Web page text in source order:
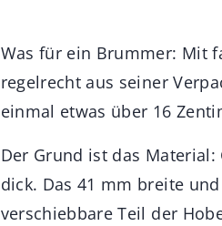
Was für ein Brummer: Mit
regelrecht aus seiner
einmal etwas über 16
Der Grund ist das
dick. Das 41 mm breite
verschiebbare Teil der